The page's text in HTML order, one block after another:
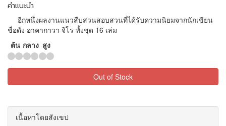
คำแนะนำ
อีกหนึ่งผลงานแนวสืบสวนสอบสวนที่ได้รับความนิยมจากนักเขียน
ชื่อดัง อาคากาวา จิโร ทั้งชุด 16 เล่ม
ต้น กลาง สูง
Out of Stock
เนื้อหาโดยสังเขป